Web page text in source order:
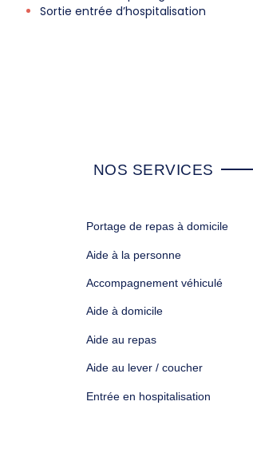
Sortie entrée d’hospitalisation
NOS SERVICES
Portage de repas à domicile
Aide à la personne
Accompagnement véhiculé
Aide à domicile
Aide au repas
Aide au lever / coucher
Entrée en hospitalisation